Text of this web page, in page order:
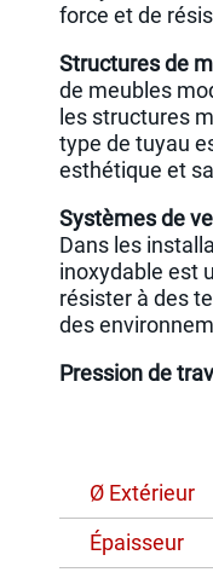
force et de
Structures de
de meubles
les structures
type de tuyau
esthétique et
Systèmes de
Dans les
inoxydable est
résister à des
des
Pression de
Ø Extérieur
Épaisseur